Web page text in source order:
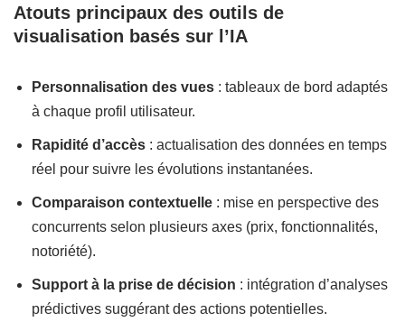
Atouts principaux des outils de
visualisation basés sur l’IA
Personnalisation des vues : tableaux de bord adaptés
à chaque profil utilisateur.
Rapidité d’accès : actualisation des données en temps
réel pour suivre les évolutions instantanées.
Comparaison contextuelle : mise en perspective des
concurrents selon plusieurs axes (prix, fonctionnalités,
notoriété).
Support à la prise de décision : intégration d’analyses
prédictives suggérant des actions potentielles.